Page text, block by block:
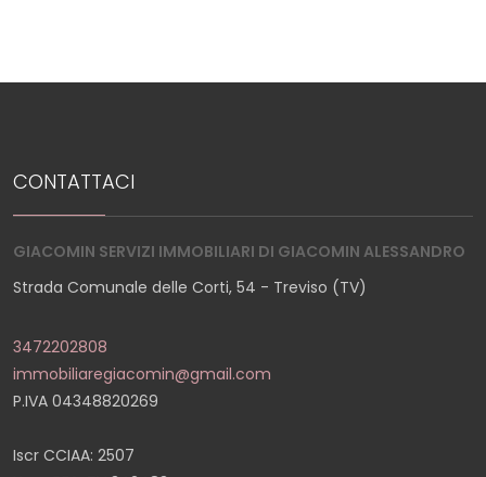
CONTATTACI
GIACOMIN SERVIZI IMMOBILIARI DI GIACOMIN ALESSANDRO
Strada Comunale delle Corti, 54 - Treviso (TV)
3472202808
immobiliaregiacomin@gmail.com
P.IVA 04348820269
Iscr CCIAA: 2507